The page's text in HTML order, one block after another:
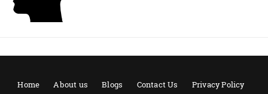
Home About us Blogs Contact Us
Privacy Policy